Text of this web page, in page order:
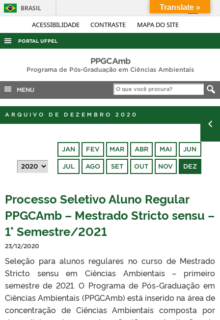
ACESSIBILIDADE CONTRASTE MAPA DO SITE
BRASIL
Simplifique!
Acesso à informação
Legislação
Canais
PORTAL UFPEL
AUDITORIA
COBALTO
CONCURSOS
EDITAIS
INTERNACIONAL
PORTARIAS
PPGCAmb
Programa de Pós-Graduação em Ciências Ambientais
MENU
ARQUIVO DE DEZEMBRO 2020
JAN FEV MAR ABR MAI JUN
JUL AGO SET OUT NOV DEZ
Processo Seletivo Aluno Regular
PPGCAmb – Mestrado Stricto sensu –
1° Semestre/2021
23/12/2020
Seleção para alunos regulares no curso de Mestrado
Stricto sensu em Ciências Ambientais – primeiro
semestre de 2021. O Programa de Pós-Graduação em
Ciências Ambientais (PPGCAmb) está inserido na área de
concentração de Ciências Ambientais composta por
Translate »